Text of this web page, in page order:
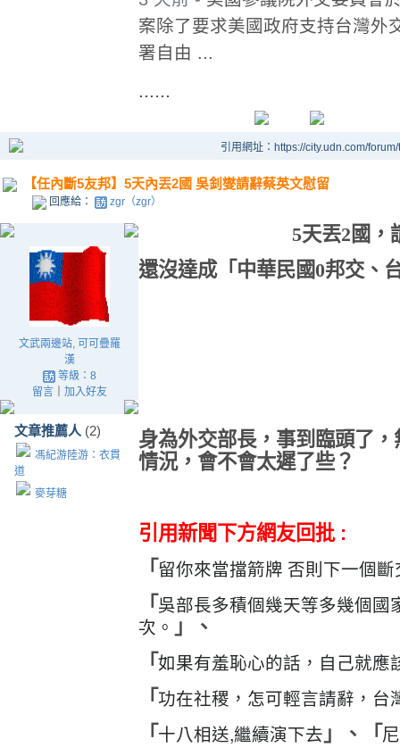
案除了要求美國政府支持台灣外
署自由 ...
......
引用網址：https://city.udn.com/
【任內斷5友邦】5天內丟2國 吳釗燮請辭蔡英文慰留
回應給： zgr（zgr）
文武兩邊站, 可可疊羅
漢
等級：8
留言｜ 加入好友
文章推薦人 (2)
馮紀游陸游：衣貫
道
麥芽糖
5天丟2國，
還沒達成「中華民國0邦交、
身為外交部長，事到臨頭了，
情況，會不會太遲了些？
引用新聞下方網友回批 :
「 留你來當擋箭牌 否則下一個
「 吳部長多積個幾天等多幾個
次。 」、
「 如果有羞恥心的話，自己就應
「 功在社稷，怎可輕言請辭，台
「 十八相送,繼續演下去 」、 「